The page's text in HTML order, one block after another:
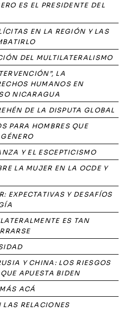
ES EL PRESIDENTE DEL
EN LA REGIÓN Y LAS
DEL MULTILATERALISMO
LA
HUMANOS EN
NICARAGUA
DE LA DISPUTA GLOBAL
PARA HOMBRES QUE
Y EL ESCEPTICISMO
LA MUJER EN LA OCDE Y
EXPECTATIVAS Y DESAFÍOS
ES TAN
Y CHINA: LOS RIESGOS
APUESTA BIDEN
ACÁ
LAS RELACIONES